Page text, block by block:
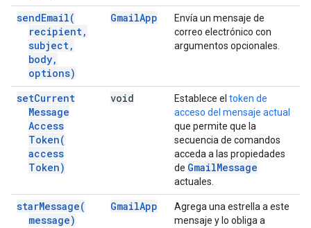
sendEmail(
recipient,
subject,
body,
options)
GmailApp
Envía un mensaje de
correo electrónico con
argumentos opcionales.
setCurrent
Message
Access
Token(
access
Token)
void Establece el token de
acceso del mensaje actual
que permite que la
secuencia de comandos
acceda a las propiedades
de GmailMessage
actuales.
starMessage(
message)
GmailApp
Agrega una estrella a este
mensaje y lo obliga a